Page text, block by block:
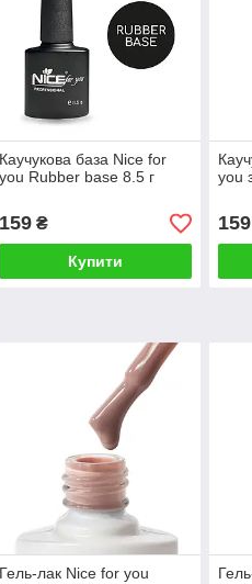
Каучукова база Nice for
you Rubber base 8.5 г
159₴
Купити
you
159
Гель-лак Nice for you